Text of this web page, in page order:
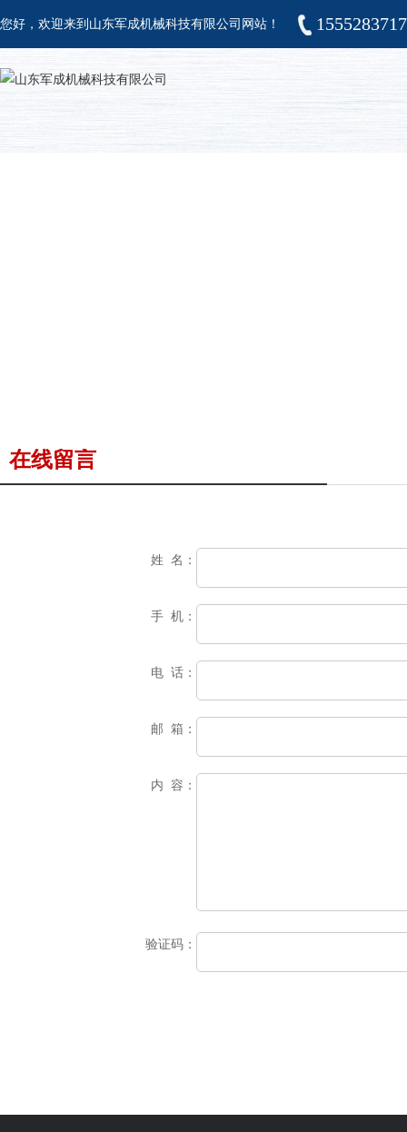
您好，欢迎来到山东军成机械科技有限公司网站！
在线留言
姓 名：
手 机：
电 话：
邮 箱：
内 容：
验证码：